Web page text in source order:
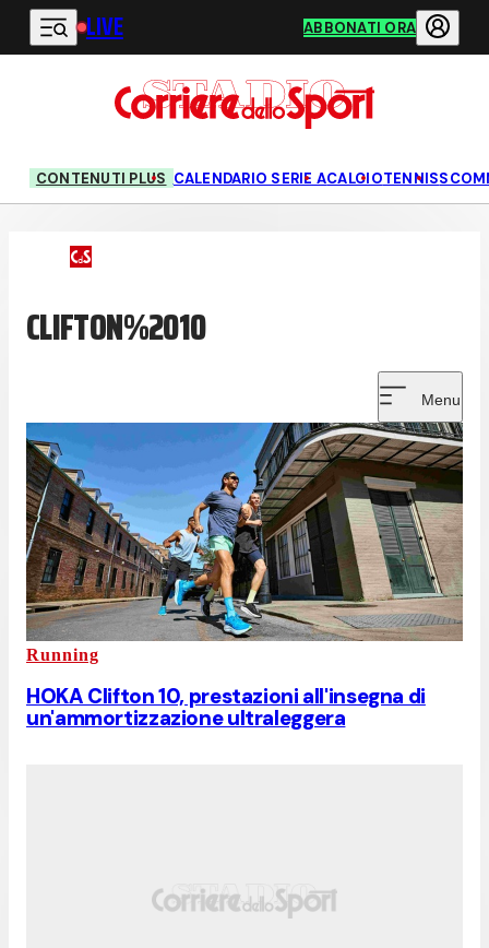
Vai al contenuto principale
LIVE ABBONATI ORA
CONTENUTI PLUS CALENDARIO SERIE ACALCIOTENNIS
CLIFTON%2010
Menu
Running
HOKA Clifton 10, prestazioni all'insegna di
un'ammortizzazione ultraleggera